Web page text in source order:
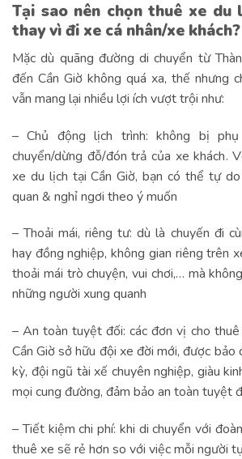
Tại sao nên chọn thuê xe du
thay vì đi xe cá nhân/xe khách?
Mặc dù quãng đường di chuyển từ
đến Cần Giờ không quá xa, thế nhưng
vẫn mang lại nhiều lợi ích vượt trội như:
– Chủ động lịch trình: không bị
chuyển/dừng đỗ/đón trả của xe khách.
xe du lịch tại Cần Giờ, bạn có thể tự
quan & nghỉ ngơi theo ý muốn
– Thoải mái, riêng tư: dù là chuyến đi
hay đồng nghiệp, không gian riêng trên
thoải mái trò chuyện, vui chơi,… mà
những người xung quanh
– An toàn tuyệt đối: các đơn vị cho
Cần Giờ sở hữu đội xe đời mới, được
kỳ, đội ngũ tài xế chuyên nghiệp, giàu
mọi cung đường, đảm bảo an toàn tuyệt
– Tiết kiệm chi phí: khi di chuyển với
thuê xe sẽ rẻ hơn so với việc mỗi người